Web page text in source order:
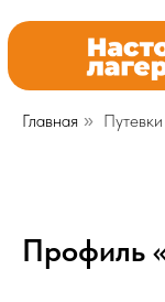
Главная »
Профиль